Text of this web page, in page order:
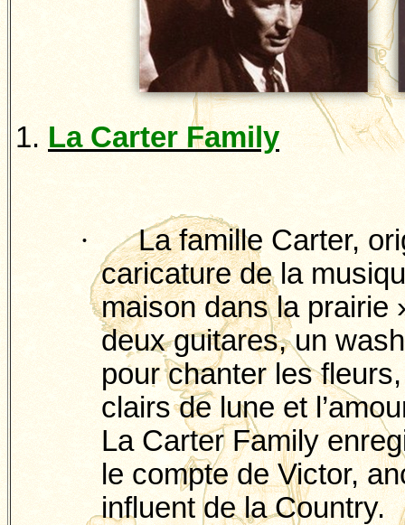
1.La CarterFamily
·
La famille Carter,
caricature de la
maison dans la prairie
deux guitares, un
pour chanter les
clairs de lune et
La CarterFamily
le compte de Victor,
influent de la Country.